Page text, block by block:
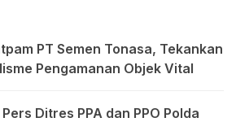
PT Semen Tonasa, Tekankan
Pengamanan Objek Vital
Ditres PPA dan PPO Polda